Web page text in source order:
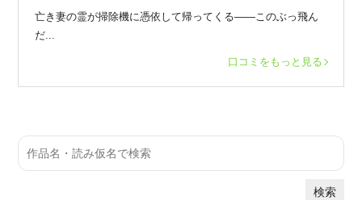
亡き妻の霊が掃除機に憑依して帰ってくる——このぶっ飛ん
だ...
口コミをもっと見る
検索